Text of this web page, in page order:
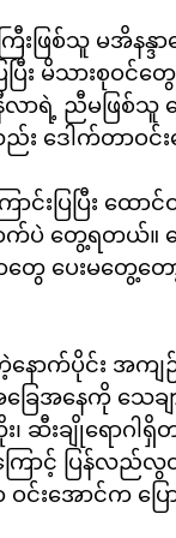
ြီးဖြစ်သူ မအိနန္
ြီး မိသားစုဝင်
လာရဲ့ ညီမဖြစ်သူ
ဒေါက်တာဝင်း
းပြပြီး ထေ
ာက်ပဲ တွေ့ရတယ်။
ေ ပေးမတွေ့တ
ာက်ပိုင်း အကျဉ်
အခြေအနေကို သ
၊ ဆီးချိုရောဂ
ောင့် ပြန်လည်လွ
းအောင်က ပြေ